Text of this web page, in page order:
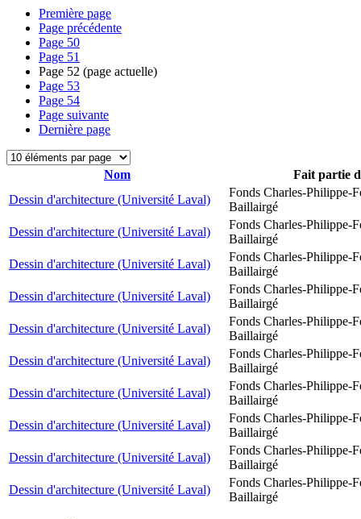
Première page
Page précédente
Page 50
Page 51
Page 52 (page actuelle)
Page 53
Page 54
Page suivante
Dernière page
Nom
Fait partie
Dessin d'architecture (Université Laval)
Fonds Charles-Philippe-
Baillairgé
Dessin d'architecture (Université Laval)
Fonds Charles-Philippe-
Baillairgé
Dessin d'architecture (Université Laval)
Fonds Charles-Philippe-
Baillairgé
Dessin d'architecture (Université Laval)
Fonds Charles-Philippe-
Baillairgé
Dessin d'architecture (Université Laval)
Fonds Charles-Philippe-
Baillairgé
Dessin d'architecture (Université Laval)
Fonds Charles-Philippe-
Baillairgé
Dessin d'architecture (Université Laval)
Fonds Charles-Philippe-
Baillairgé
Dessin d'architecture (Université Laval)
Fonds Charles-Philippe-
Baillairgé
Dessin d'architecture (Université Laval)
Fonds Charles-Philippe-
Baillairgé
Dessin d'architecture (Université Laval)
Fonds Charles-Philippe-
Baillairgé